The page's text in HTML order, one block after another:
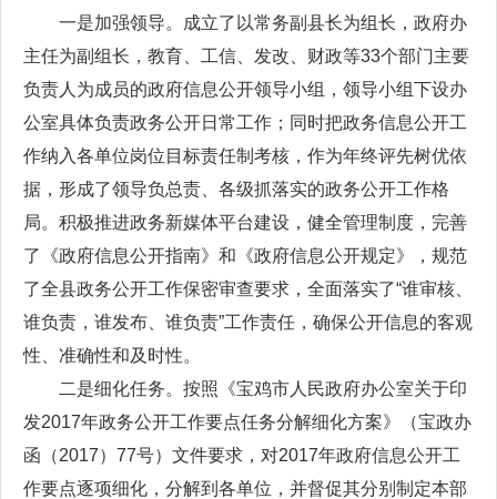
一是加强领导。成立了以常务副县长为组长，政府办
主任为副组长，教育、工信、发改、财政等33个部门主要
负责人为成员的政府信息公开领导小组，领导小组下设办
公室具体负责政务公开日常工作；同时把政务信息公开工
作纳入各单位岗位目标责任制考核，作为年终评先树优依
据，形成了领导负总责、各级抓落实的政务公开工作格
局。积极推进政务新媒体平台建设，健全管理制度，完善
了《政府信息公开指南》和《政府信息公开规定》，规范
了全县政务公开工作保密审查要求，全面落实了“谁审核、
谁负责，谁发布、谁负责”工作责任，确保公开信息的客观
性、准确性和及时性。
二是细化任务。按照《宝鸡市人民政府办公室关于印
发2017年政务公开工作要点任务分解细化方案》（宝政办
函（2017）77号）文件要求，对2017年政府信息公开工
作要点逐项细化，分解到各单位，并督促其分别制定本部